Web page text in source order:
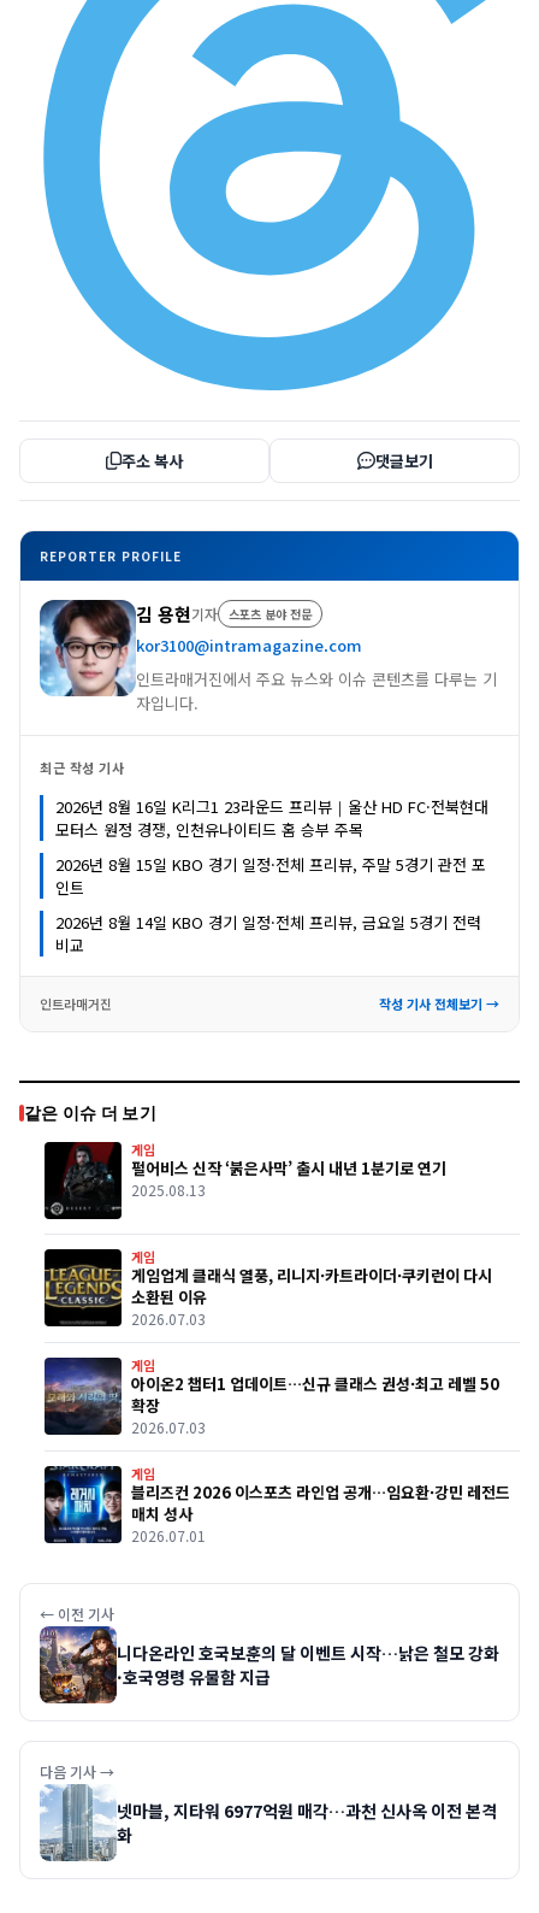
주소 복사 댓글보기
REPORTER PROFILE
김 용현기자 스포츠 분야 전문
kor3100@intramagazine.com
인트라매거진에서 주요 뉴스와 이슈 콘텐츠를 다루는 기
자입니다.
최근 작성 기사
2026년 8월 16일 K리그1 23라운드 프리뷰｜울산 HD FC·전북현대
모터스 원정 경쟁, 인천유나이티드 홈 승부 주목
2026년 8월 15일 KBO 경기 일정·전체 프리뷰, 주말 5경기 관전 포
인트
2026년 8월 14일 KBO 경기 일정·전체 프리뷰, 금요일 5경기 전력
비교
인트라매거진 작성 기사 전체보기 →
같은 이슈 더 보기
게임
펄어비스 신작 ‘붉은사막’ 출시 내년 1분기로 연기
2025.08.13
게임
게임업계 클래식 열풍, 리니지·카트라이더·쿠키런이 다시
소환된 이유
2026.07.03
게임
아이온2 챕터1 업데이트…신규 클래스 권성·최고 레벨 50
확장
2026.07.03
게임
블리즈컨 2026 이스포츠 라인업 공개…임요환·강민 레전드
매치 성사
2026.07.01
← 이전 기사
니다온라인 호국보훈의 달 이벤트 시작…낡은 철모 강화
·호국영령 유물함 지급
다음 기사 →
넷마블, 지타워 6977억원 매각…과천 신사옥 이전 본격
화